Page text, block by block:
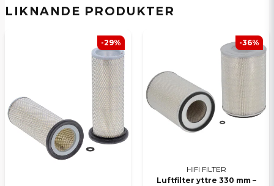
LIKNANDE PRODUKTER
-29%
HIFI FILTER
Luftfilter yttre 330 mm –
-36%
Namn
Ja, ni kan publicera min fråga